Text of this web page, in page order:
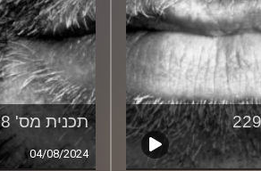
תכנית מס' 228
04/08/2024